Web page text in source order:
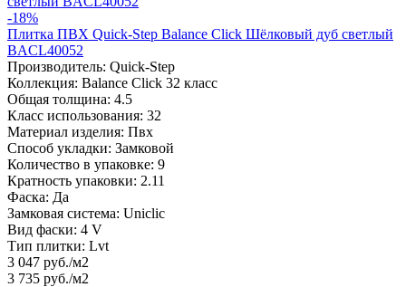
-18%
Плитка ПВХ Quick-Step Balance Click Шёлковый дуб светлый
BACL40052
Производитель: Quick-Step
Коллекция: Balance Click 32 класс
Общая толщина: 4.5
Класс использования: 32
Материал изделия: Пвх
Способ укладки: Замковой
Количество в упаковке: 9
Кратность упаковки: 2.11
Фаска: Да
Замковая система: Uniclic
Вид фаски: 4 V
Тип плитки: Lvt
3 047 руб./м2
3 735 руб./м2